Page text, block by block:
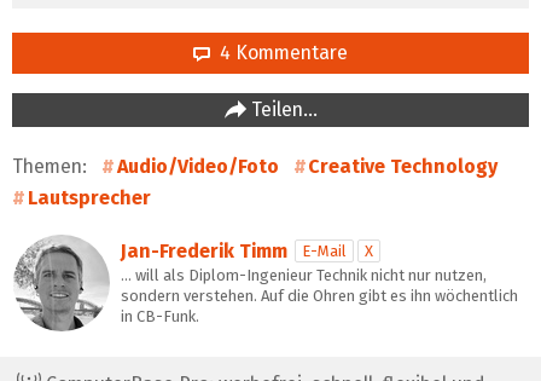
4 Kommentare
Teilen…
Themen: Audio/Video/Foto
Creative Technology
Lautsprecher
Jan-Frederik Timm E-Mail
X
… will als Diplom-Ingenieur Technik nicht nur nutzen,
sondern verstehen. Auf die Ohren gibt es ihn wöchentlich
in CB-Funk.